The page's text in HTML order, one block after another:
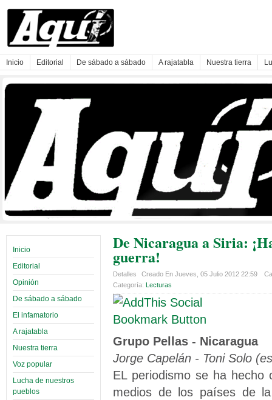
Inicio Editorial De sábado a sábado A rajatabla Nuestra tierra
Inicio
Editorial
Opinión
De sábado a sábado
El infamatorio
A rajatabla
Nuestra tierra
Voz popular
Lucha de nuestros
pueblos
De Nicaragua a Siria:
guerra!
Detalles Creado En Jueves, 05 Julio 2012 22:59
Categoría: Lecturas
Grupo Pellas - Nicaragua
Jorge Capelán - Toni Solo
EL periodismo se ha
medios de los países de